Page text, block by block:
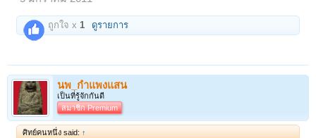
ถูกใจ x 1 ดูรายการ
นพ_กำแพงแสน
เป็นที่รู้จักกันดี
สมาชิก Premium
ศิทย์คนหนึ่ง said: ↑